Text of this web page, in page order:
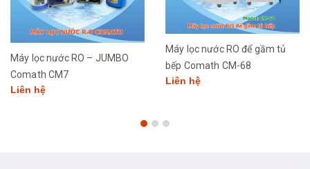
Máy lọc nước RO – JUMBO
Comath CM7
Liên hệ
Máy lọc nước RO để gầm tủ
bếp Comath CM-68
Liên hệ